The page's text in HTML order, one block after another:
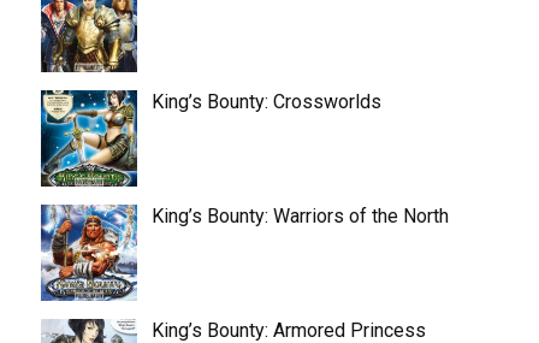
King’s Bounty: Crossworlds
King’s Bounty: Warriors of the North
King’s Bounty: Armored Princess